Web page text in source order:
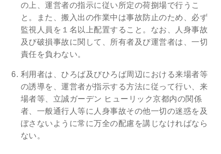
の上、運営者の指示に従い所定の荷捌場で行うこ
と。また、搬入出の作業中は事故防止のため、必ず
監視人員を１名以上配置すること。なお、人身事故
及び破損事故に関して、所有者及び運営者は、一切
責任を負わない。
利用者は、ひろば及びひろば周辺における来場者等
の誘導を、運営者が指示する方法に従って行い、来
場者等、立誠ガーデン ヒューリック京都内の関係
者、一般通行人等に人身事故その他一切の迷惑を及
ぼさないように常に万全の配慮を講じなければなら
ない。